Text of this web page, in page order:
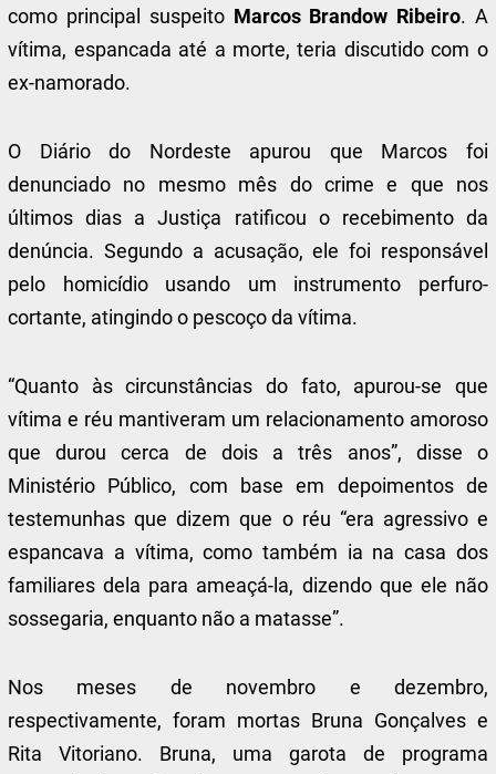
como principal suspeitoMarcos Brandow Ribeiro. A
vítima, espancada até a morte, teria discutido com o
ex-namorado.
O Diário do Nordeste apurou que Marcos foi
denunciado no mesmo mês do crime e que nos
últimos dias a Justiça ratificou o recebimento da
denúncia. Segundo a acusação, ele foi responsável
pelo homicídio usando um instrumento perfuro-
cortante, atingindo o pescoço da vítima.
“Quanto às circunstâncias do fato, apurou-se que
vítima e réu mantiveram um relacionamento amoroso
que durou cerca de dois a três anos”, disse o
Ministério Público, com base em depoimentos de
testemunhas que dizem que o réu “era agressivo e
espancava a vítima, como também ia na casa dos
familiares dela para ameaçá-la, dizendo que ele não
sossegaria, enquanto não a matasse”.
Nos meses de novembro e dezembro,
respectivamente, foram mortas Bruna Gonçalves e
Rita Vitoriano. Bruna, uma garota de programa